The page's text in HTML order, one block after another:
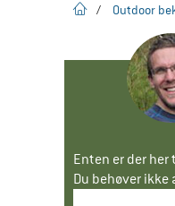
Hjemmeside
/ Outdoor
Enten er der
Du behøver